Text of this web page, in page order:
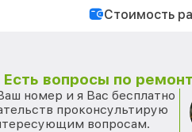
Стоимость
Есть вопросы по
номер и я Вас бесплатно
проконсультирую
вопросам.